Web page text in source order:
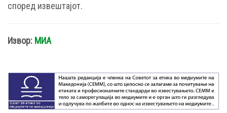
според извештајот.
Извор: МИА